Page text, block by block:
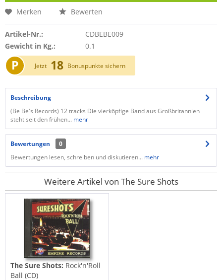
Merken Bewerten
Artikel-Nr.:
CDBEBE009
Gewicht in Kg.:
0.1
P Jetzt 18 Bonuspunkte sichern
Beschreibung
​(Be Be's Records) 12 tracks Die vierköpfige Band aus Großbritannien
steht seit den frühen... mehr
Bewertungen
0
Bewertungen lesen, schreiben und diskutieren... mehr
Weitere Artikel von The Sure Shots
The Sure Shots: Rock'n'Roll
Ball (CD)